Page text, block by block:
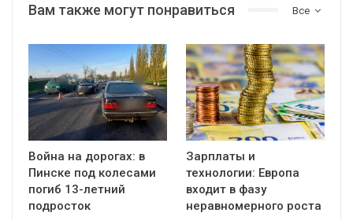
Все
Вам также могут понравиться
Война на дорогах: в
Пинске под колесами
погиб 13-летний
подросток
Зарплаты и
технологии: Европа
входит в фазу
неравномерного роста